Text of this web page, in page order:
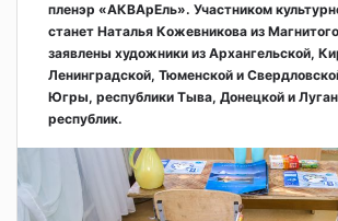
пленэр «АКВАрЕль». Участником
станет Наталья Кожевникова из
заявлены художники из Архангельской,
Ленинградской, Тюменской и
Югры, республики Тыва, Донецкой и
республик.